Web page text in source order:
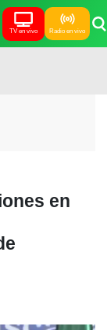
TV en vivo Radio en vivo
en